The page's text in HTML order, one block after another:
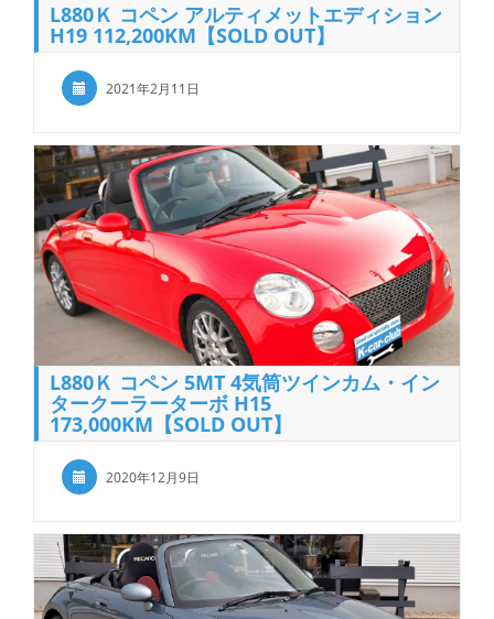
L880Ｋ コペン アルティメットエディション
H19 112,200KM【SOLD OUT】
2021年2月11日
L880Ｋ コペン 5MT 4気筒ツインカム・イン
タークーラーターボ H15
173,000KM【SOLD OUT】
2020年12月9日